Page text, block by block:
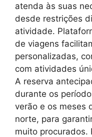
atenda às suas
desde restrições
atividade.
de viagens
personalizadas,
com atividades
A reserva
durante os
verão e os meses
norte, para
muito procurados.